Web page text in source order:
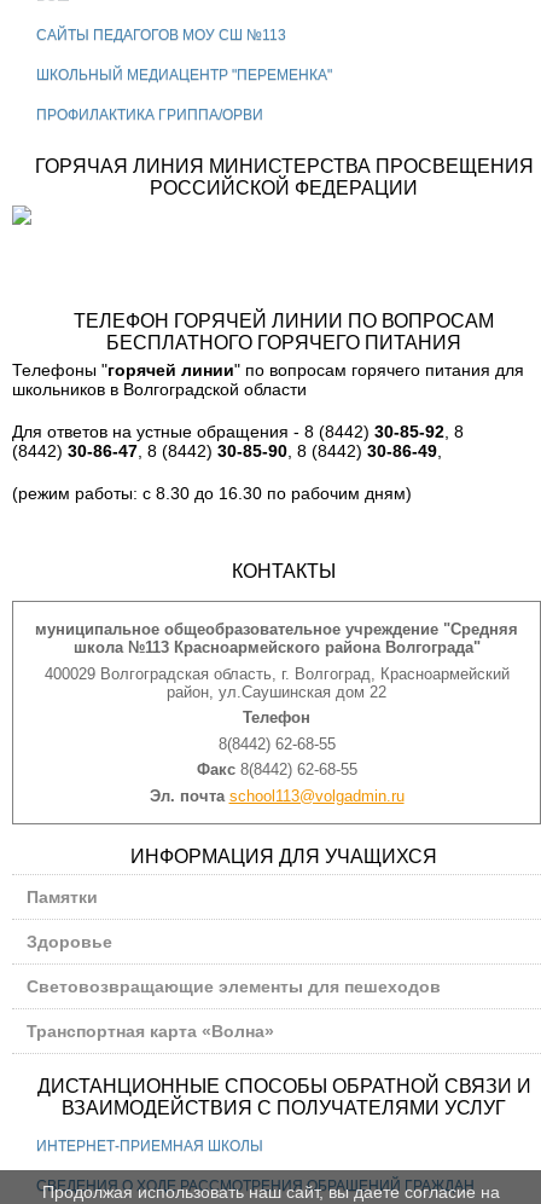
САЙТЫ ПЕДАГОГОВ МОУ СШ №113
ШКОЛЬНЫЙ МЕДИАЦЕНТР "ПЕРЕМЕНКА"
ПРОФИЛАКТИКА ГРИППА/ОРВИ
ГОРЯЧАЯ ЛИНИЯ МИНИСТЕРСТВА ПРОСВЕЩЕНИЯ
РОССИЙСКОЙ ФЕДЕРАЦИИ
ТЕЛЕФОН ГОРЯЧЕЙ ЛИНИИ ПО ВОПРОСАМ
БЕСПЛАТНОГО ГОРЯЧЕГО ПИТАНИЯ
Телефоны "горячей линии" по вопросам горячего питания для
школьников в Волгоградской области
Для ответов на устные обращения - 8 (8442) 30-85-92 , 8
(8442) 30-86-47 , 8 (8442) 30-85-90 , 8 (8442) 30-86-49
(режим работы: с 8.30 до 16.30 по рабочим дням)
КОНТАКТЫ
муниципальное общеобразовательное учреждение "Средняя
школа №113 Красноармейского района Волгограда"
400029 Волгоградская область, г. Волгоград, Красноармейский
район, ул.Саушинская дом 22
Телефон
8(8442) 62-68-55
Факс8(8442) 62-68-55
Эл. почта school113@volgadmin.ru
ИНФОРМАЦИЯ ДЛЯ УЧАЩИХСЯ
Памятки
Здоровье
Световозвращающие элементы для пешеходов
Транспортная карта «Волна»
ДИСТАНЦИОННЫЕ СПОСОБЫ ОБРАТНОЙ СВЯЗИ И
ВЗАИМОДЕЙСТВИЯ С ПОЛУЧАТЕЛЯМИ УСЛУГ
ИНТЕРНЕТ-ПРИЕМНАЯ ШКОЛЫ
СВЕДЕНИЯ О ХОДЕ РАССМОТРЕНИЯ ОБРАЩЕНИЙ ГРАЖДАН
Продолжая использовать наш сайт, вы даете согласие на